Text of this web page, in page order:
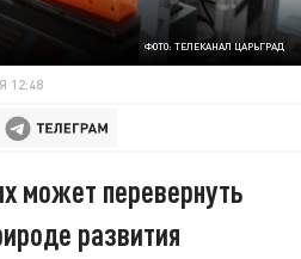
ФОТО: ТЕЛЕКАНАЛ ЦАРЬГРАД
12:48
может перевернуть
развития